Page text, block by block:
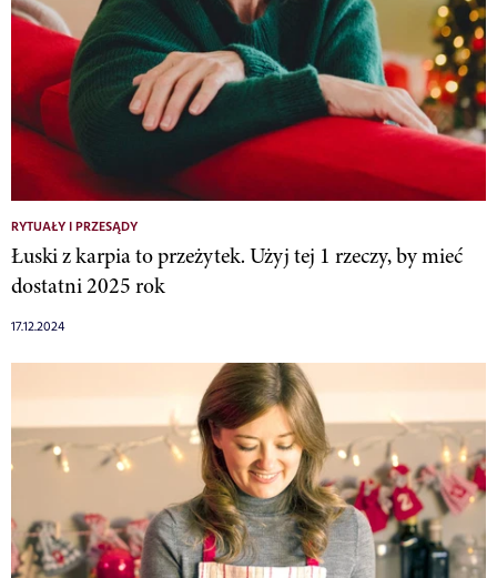
RYTUAŁY I PRZESĄDY
Łuski z karpia to przeżytek. Użyj tej 1 rzeczy, by mieć
dostatni 2025 rok
17.12.2024